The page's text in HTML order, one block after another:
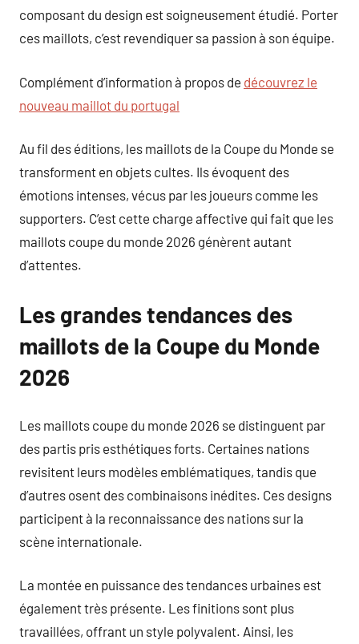
composant du design est soigneusement étudié. Porter
ces maillots, c’est revendiquer sa passion à son équipe.
Complément d’information à propos de découvrez le
nouveau maillot du portugal
Au fil des éditions, les maillots de la Coupe du Monde se
transforment en objets cultes. Ils évoquent des
émotions intenses, vécus par les joueurs comme les
supporters. C’est cette charge affective qui fait que les
maillots coupe du monde 2026 génèrent autant
d’attentes.
Les grandes tendances des
maillots de la Coupe du Monde
2026
Les maillots coupe du monde 2026 se distinguent par
des partis pris esthétiques forts. Certaines nations
revisitent leurs modèles emblématiques, tandis que
d’autres osent des combinaisons inédites. Ces designs
participent à la reconnaissance des nations sur la
scène internationale.
La montée en puissance des tendances urbaines est
également très présente. Les finitions sont plus
travaillées, offrant un style polyvalent. Ainsi, les